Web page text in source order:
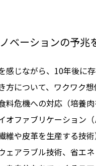
ベーションの予兆
感じながら、10年後に
方について、ワクワク
料危機への対応（培養
オファブリケーション
維や皮革を生産する技
ェアラブル技術、省エ